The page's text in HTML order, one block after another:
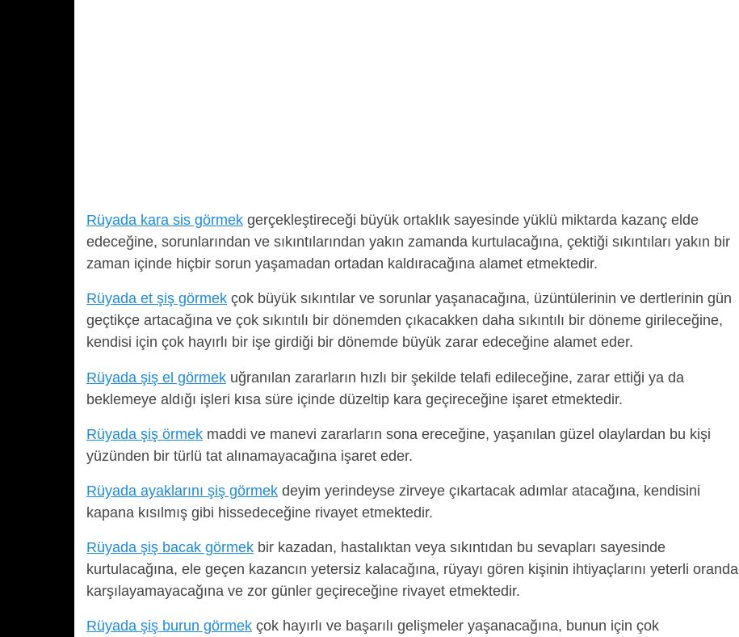
Rüyada kara sis görmek gerçekleştireceği büyük ortaklık sayesinde yüklü miktarda kazanç elde
edeceğine, sorunlarından ve sıkıntılarından yakın zamanda kurtulacağına, çektiği sıkıntıları yakın bir
zaman içinde hiçbir sorun yaşamadan ortadan kaldıracağına alamet etmektedir.
Rüyada et şiş görmek çok büyük sıkıntılar ve sorunlar yaşanacağına, üzüntülerinin ve dertlerinin gün
geçtikçe artacağına ve çok sıkıntılı bir dönemden çıkacakken daha sıkıntılı bir döneme girileceğine,
kendisi için çok hayırlı bir işe girdiği bir dönemde büyük zarar edeceğine alamet eder.
Rüyada şiş el görmek uğranılan zararların hızlı bir şekilde telafi edileceğine, zarar ettiği ya da
beklemeye aldığı işleri kısa süre içinde düzeltip kara geçireceğine işaret etmektedir.
Rüyada şiş örmek maddi ve manevi zararların sona ereceğine, yaşanılan güzel olaylardan bu kişi
yüzünden bir türlü tat alınamayacağına işaret eder.
Rüyada ayaklarını şiş görmek deyim yerindeyse zirveye çıkartacak adımlar atacağına, kendisini
kapana kısılmış gibi hissedeceğine rivayet etmektedir.
Rüyada şiş bacak görmek bir kazadan, hastalıktan veya sıkıntıdan bu sevapları sayesinde
kurtulacağına, ele geçen kazancın yetersiz kalacağına, rüyayı gören kişinin ihtiyaçlarını yeterli oranda
karşılayamayacağına ve zor günler geçireceğine rivayet etmektedir.
Rüyada şiş burun görmek çok hayırlı ve başarılı gelişmeler yaşanacağına, bunun için çok